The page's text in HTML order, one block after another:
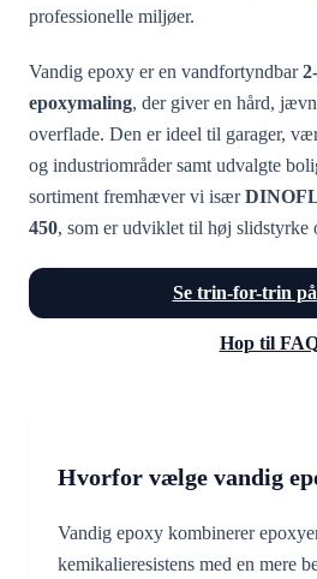
professionelle miljøer.
Vandig epoxy er en vandfortyndbar
epoxymaling, der giver en hård,
overflade. Den er ideel til garager,
og industriområder samt udvalgte
sortiment fremhæver vi især
450, som er udviklet til høj slidstyrke
Se trin-for-trin
Hop til
Hvorfor vælge vandig
Vandig epoxy kombinerer
kemikalieresistens med en mere